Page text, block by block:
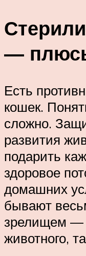
—
Есть
кошек.
сложно.
развития
подарить
здоровое
домашних
бывают
зрелищем —
животного,